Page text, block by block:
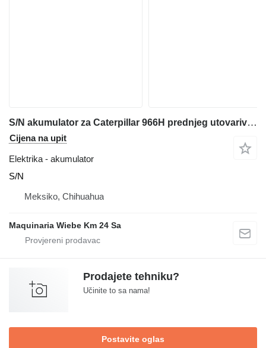
S/N akumulator za Caterpillar 966H prednjeg utovarivača
Cijena na upit
Elektrika - akumulator
S/N
Meksiko, Chihuahua
Maquinaria Wiebe Km 24 Sa
Prodajete tehniku?
Učinite to sa nama!
Postavite oglas